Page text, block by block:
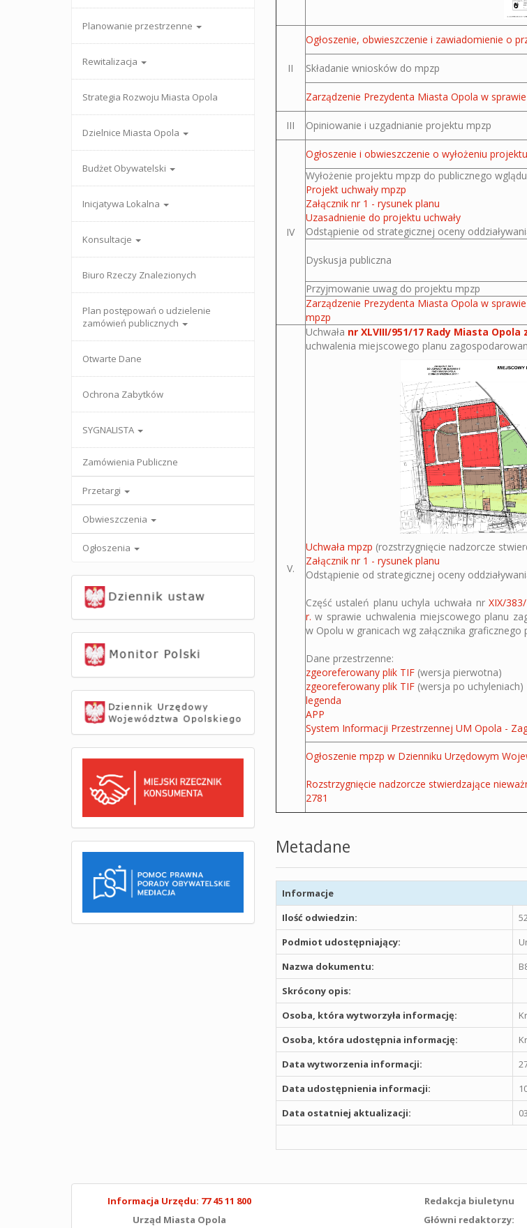
Planowanie przestrzenne
Rewitalizacja
Strategia Rozwoju Miasta Opola
Dzielnice Miasta Opola
Budżet Obywatelski
Inicjatywa Lokalna
Konsultacje
Biuro Rzeczy Znalezionych
Plan postępowań o udzielenie
zamówień publicznych
Otwarte Dane
Ochrona Zabytków
SYGNALISTA
Zamówienia Publiczne
Przetargi
Obwieszczenia
Ogłoszenia
II
Ogłoszenie, obwieszczenie i zawiadomienie o
Składanie wniosków do mpzp
Zarządzenie Prezydenta Miasta Opola w
III
Opiniowanie i uzgadnianie projektu mpzp
IV
Ogłoszenie i obwieszczenie o wyłożeniu
Wyłożenie projektu mpzp do publicznego
Projekt uchwały mpzp
Załącznik nr 1 - rysunek planu
Uzasadnienie do projektu uchwały
Odstąpienie od strategicznej oceny
Dyskusja publiczna
Przyjmowanie uwag do projektu mpzp
Zarządzenie Prezydenta Miasta Opola w
mpzp
V.
Uchwała nr XLVIII/951/17 Rady Miasta Opola
uchwalenia miejscowego planu
Uchwała mpzp (rozstrzygnięcie nadzorcze
Załącznik nr 1 - rysunek planu
Odstąpienie od strategicznej oceny
Część ustaleń planu uchyla uchwała nrXIX/
r. w sprawie uchwalenia miejscowego planu
w Opolu w granicach wg załącznika graficznego
Dane przestrzenne:
zgeoreferowany plik TIF(wersja pierwotna)
zgeoreferowany plik TIF(wersja po uchyleniach)
legenda
APP
System Informacji Przestrzennej UM Opola -
Ogłoszenie mpzp w Dzienniku Urzędowym
Rozstrzygnięcie nadzorcze stwierdzające
2781
Metadane
Informacje
Ilość odwiedzin:
Podmiot udostępniający:
Nazwa dokumentu:
Skrócony opis:
Osoba, która wytworzyła informację:
Osoba, która udostępnia informację:
Data wytworzenia informacji:
Data udostępnienia informacji:
Data ostatniej aktualizacji:
Informacja Urzędu: 77 45 11 800
Urząd Miasta Opola
Redakcja biuletynu
Główni redaktorzy: